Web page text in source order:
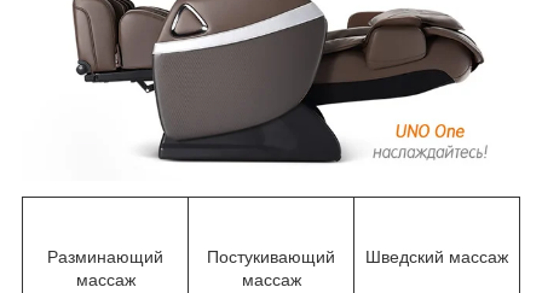
Разминающий
массаж
Постукивающий
массаж
Шведский массаж